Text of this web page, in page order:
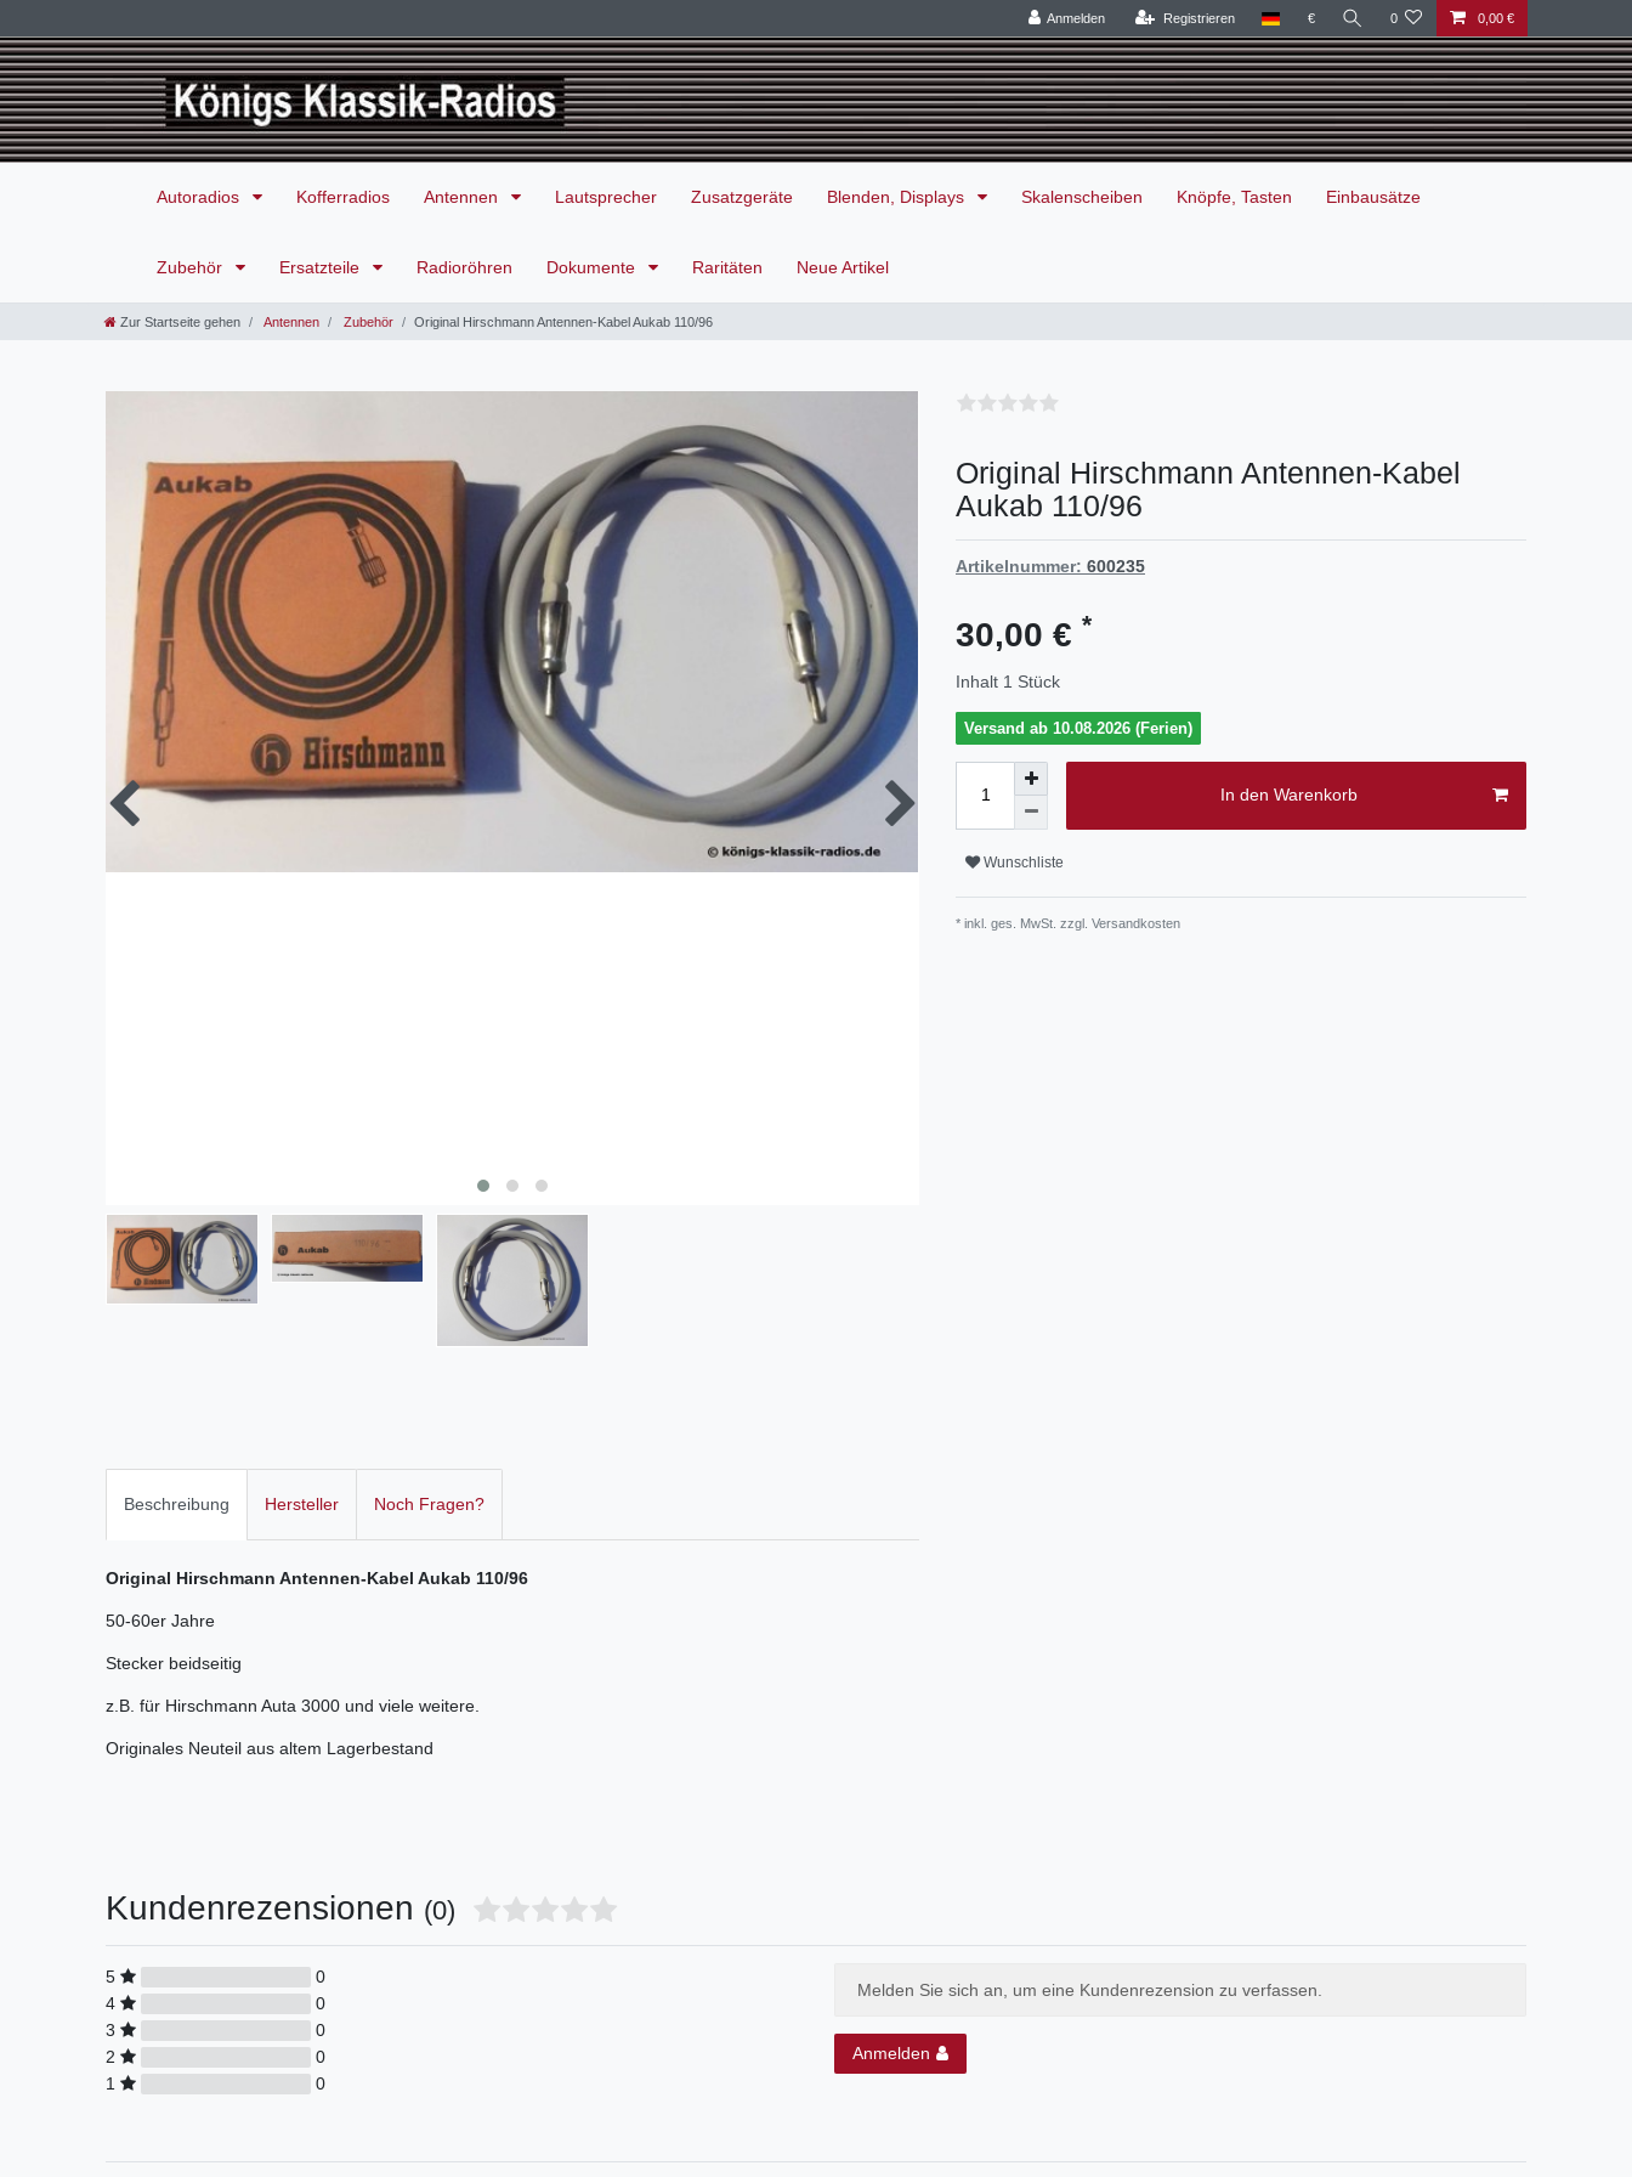
Anmelden Registrieren € 0 0,00 €
Autoradios Kofferradios Antennen Lautsprecher Zusatzgeräte Blenden, Displays Skalenscheiben Knöpfe, Tasten Einbausätze
Zubehör Ersatzteile Radioröhren Dokumente Raritäten Neue Artikel
Zur Startseite gehen Antennen Zubehör Original Hirschmann Antennen-Kabel Aukab 110/96
Original Hirschmann Antennen-Kabel
Aukab 110/96
Artikelnummer: 600235
30,00 € *
Inhalt 1 Stück
Versand ab 10.08.2026 (Ferien)
In den Warenkorb
Wunschliste
* inkl. ges. MwSt. zzgl. Versandkosten
Beschreibung Hersteller Noch Fragen?
Original Hirschmann Antennen-Kabel Aukab 110/96
50-60er Jahre
Stecker beidseitig
z.B. für Hirschmann Auta 3000 und viele weitere.
Originales Neuteil aus altem Lagerbestand
Kundenrezensionen (0)
5
0
4
0
3
0
2
0
1
0
Melden Sie sich an, um eine Kundenrezension zu verfassen.
Anmelden